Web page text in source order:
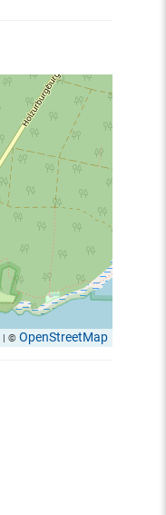
| © OpenStreetMap